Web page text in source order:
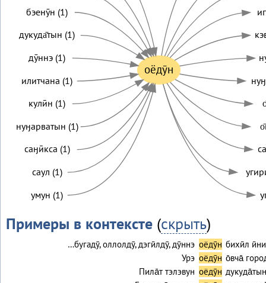
оёдӯн
бэенӯн (1)
дукуда̄тын (1)
дӯннэ (1)
илитчана (1)
кулӣн (1)
нуӈарватын (1)
саӈӣкса (1)
саул (1)
умун (1)
Примеры в контексте(скрыть)
…бугадӯ, оллолдӯ, дэгӣлдӯ, дӯннэ оёдӯн бихӣл
Урэ оёдӯн о̄вча̄
Пила̄т тэлэвун оёдӯн